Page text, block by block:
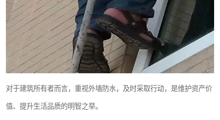
对于建筑所有者而言，重视外墙防水，及时采取行动，是维护资产价
值、提升生活品质的明智之举。